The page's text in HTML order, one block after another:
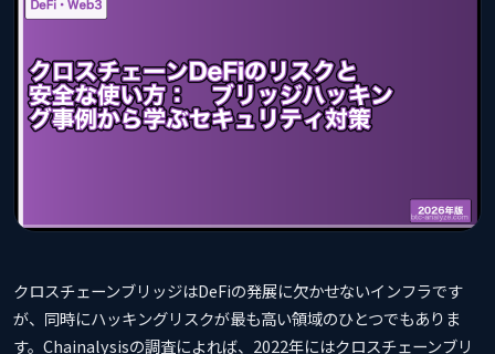
クロスチェーンブリッジはDeFiの発展に欠かせないインフラです
が、同時にハッキングリスクが最も高い領域のひとつでもありま
す。Chainalysisの調査によれば、2022年にはクロスチェーンブリ